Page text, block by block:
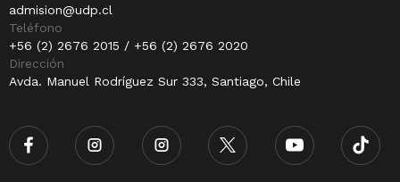
admision@udp.cl
Teléfono
+56 (2) 2676 2015 / +56 (2) 2676 2020
Dirección
Avda. Manuel Rodríguez Sur 333, Santiago, Chile